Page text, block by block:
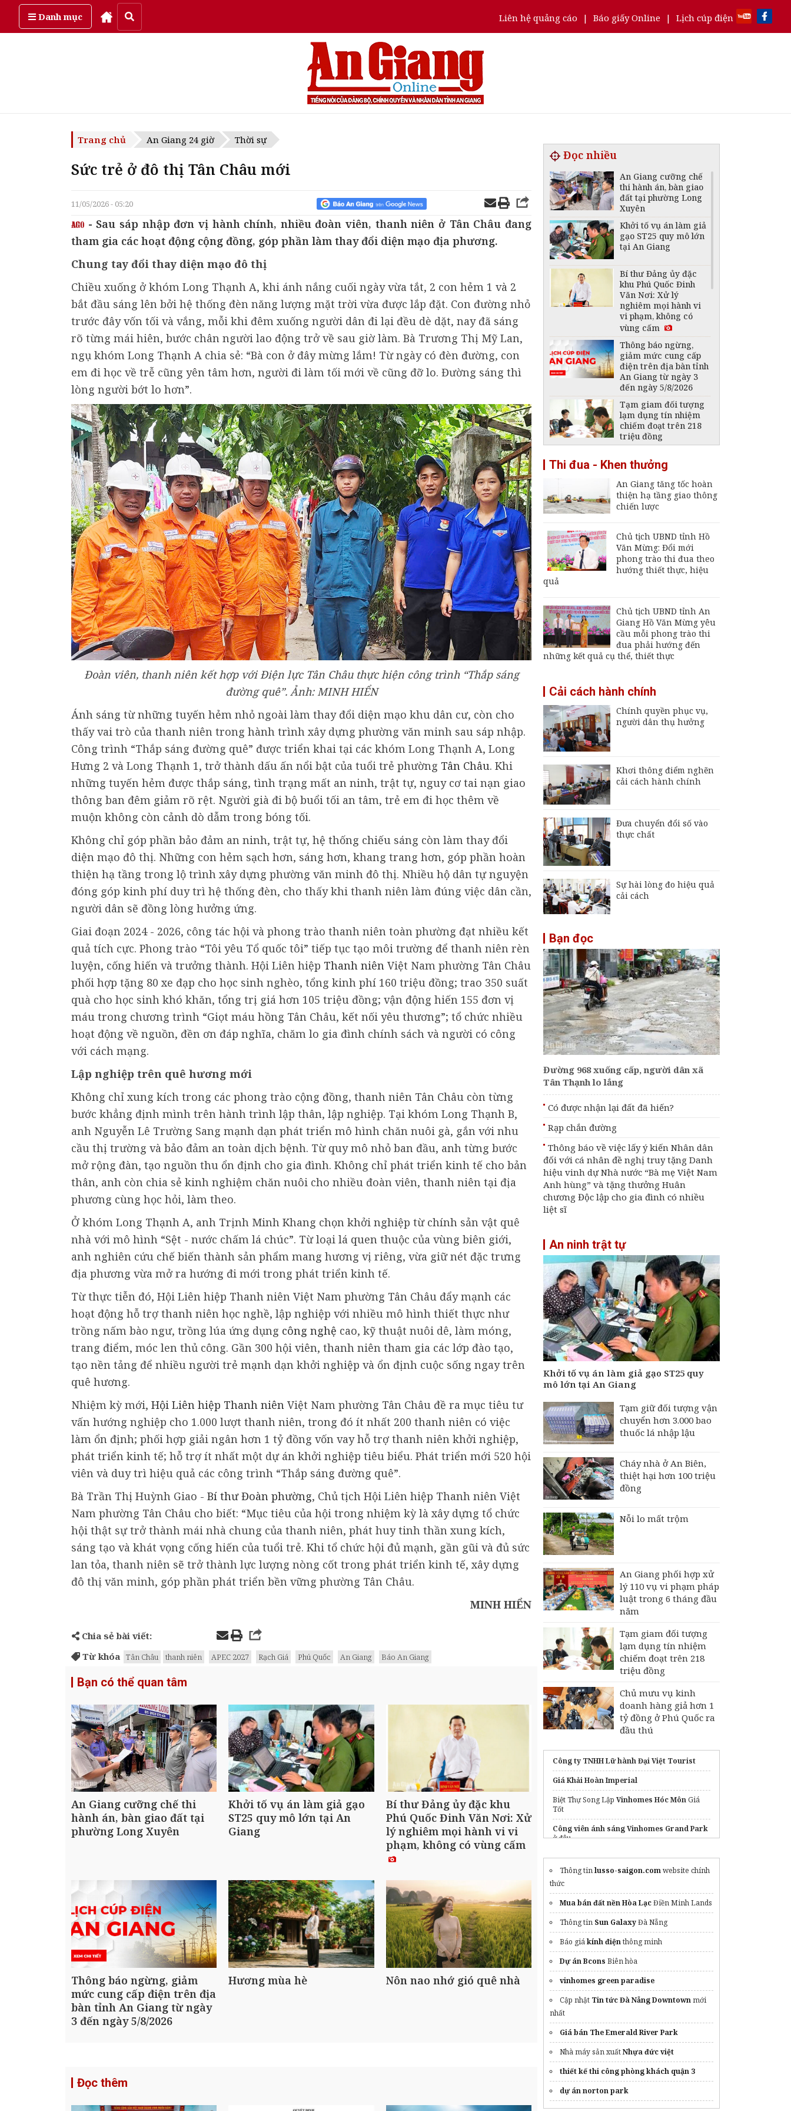
Danh mục Liên hệ quảng cáo | Báo giấy Online | Lịch cúp điện
Thứ năm, ngày 6/08/2026
Trang chủ An Giang 24 giờ Thời sự
Sức trẻ ở đô thị Tân Châu mới
11/05/2026 - 05:20
- Sau sáp nhập đơn vị hành chính, nhiều đoàn viên, thanh niên ở Tân Châu đang
tham gia các hoạt động cộng đồng, góp phần làm thay đổi diện mạo địa phương.
Chung tay đổi thay diện mạo đô thị
Chiều xuống ở khóm Long Thạnh A, khi ánh nắng cuối ngày vừa tắt, 2 con hẻm 1 và 2
bắt đầu sáng lên bởi hệ thống đèn năng lượng mặt trời vừa được lắp đặt. Con đường nhỏ
trước đây vốn tối và vắng, mỗi khi đêm xuống người dân đi lại đều dè dặt, nay đã sáng
rõ từng mái hiên, bước chân người lao động trở về sau giờ làm. Bà Trương Thị Mỹ Lan,
ngụ khóm Long Thạnh A chia sẻ: “Bà con ở đây mừng lắm! Từ ngày có đèn đường, con
em đi học về trễ cũng yên tâm hơn, người đi làm tối mới về cũng đỡ lo. Đường sáng thì
lòng người bớt lo hơn”.
Đoàn viên, thanh niên kết hợp với Điện lực Tân Châu thực hiện công trình “Thắp sáng
đường quê”. Ảnh: MINH HIỂN
Ánh sáng từ những tuyến hẻm nhỏ ngoài làm thay đổi diện mạo khu dân cư, còn cho
thấy vai trò của thanh niên trong hành trình xây dựng phường văn minh sau sáp nhập.
Công trình “Thắp sáng đường quê” được triển khai tại các khóm Long Thạnh A, Long
Hưng 2 và Long Thạnh 1, trở thành dấu ấn nổi bật của tuổi trẻ phường Tân Châu. Khi
những tuyến hẻm được thắp sáng, tình trạng mất an ninh, trật tự, nguy cơ tai nạn giao
thông ban đêm giảm rõ rệt. Người già đi bộ buổi tối an tâm, trẻ em đi học thêm về
muộn không còn cảnh dò dẫm trong bóng tối.
Không chỉ góp phần bảo đảm an ninh, trật tự, hệ thống chiếu sáng còn làm thay đổi
diện mạo đô thị. Những con hẻm sạch hơn, sáng hơn, khang trang hơn, góp phần hoàn
thiện hạ tầng trong lộ trình xây dựng phường văn minh đô thị. Nhiều hộ dân tự nguyện
đóng góp kinh phí duy trì hệ thống đèn, cho thấy khi thanh niên làm đúng việc dân cần,
người dân sẽ đồng lòng hưởng ứng.
Giai đoạn 2024 - 2026, công tác hội và phong trào thanh niên toàn phường đạt nhiều kết
quả tích cực. Phong trào “Tôi yêu Tổ quốc tôi” tiếp tục tạo môi trường để thanh niên rèn
luyện, cống hiến và trưởng thành. Hội Liên hiệp Thanh niên Việt Nam phường Tân Châu
phối hợp tặng 80 xe đạp cho học sinh nghèo, tổng kinh phí 160 triệu đồng; trao 350 suất
quà cho học sinh khó khăn, tổng trị giá hơn 105 triệu đồng; vận động hiến 155 đơn vị
máu trong chương trình “Giọt máu hồng Tân Châu, kết nối yêu thương”; tổ chức nhiều
hoạt động về nguồn, đền ơn đáp nghĩa, chăm lo gia đình chính sách và người có công
với cách mạng.
Lập nghiệp trên quê hương mới
Không chỉ xung kích trong các phong trào cộng đồng, thanh niên Tân Châu còn từng
bước khẳng định mình trên hành trình lập thân, lập nghiệp. Tại khóm Long Thạnh B,
anh Nguyễn Lê Trường Sang mạnh dạn phát triển mô hình chăn nuôi gà, gắn với nhu
cầu thị trường và bảo đảm an toàn dịch bệnh. Từ quy mô nhỏ ban đầu, anh từng bước
mở rộng đàn, tạo nguồn thu ổn định cho gia đình. Không chỉ phát triển kinh tế cho bản
thân, anh còn chia sẻ kinh nghiệm chăn nuôi cho nhiều đoàn viên, thanh niên tại địa
phương cùng học hỏi, làm theo.
Ở khóm Long Thạnh A, anh Trịnh Minh Khang chọn khởi nghiệp từ chính sản vật quê
nhà với mô hình “Sệt - nước chấm lá chúc”. Từ loại lá quen thuộc của vùng biên giới,
anh nghiên cứu chế biến thành sản phẩm mang hương vị riêng, vừa giữ nét đặc trưng
địa phương vừa mở ra hướng đi mới trong phát triển kinh tế.
Từ thực tiễn đó, Hội Liên hiệp Thanh niên Việt Nam phường Tân Châu đẩy mạnh các
hoạt động hỗ trợ thanh niên học nghề, lập nghiệp với nhiều mô hình thiết thực như
trồng nấm bào ngư, trồng lúa ứng dụng công nghệ cao, kỹ thuật nuôi dê, làm móng,
trang điểm, móc len thủ công. Gần 300 hội viên, thanh niên tham gia các lớp đào tạo,
tạo nền tảng để nhiều người trẻ mạnh dạn khởi nghiệp và ổn định cuộc sống ngay trên
quê hương.
Nhiệm kỳ mới, Hội Liên hiệp Thanh niên Việt Nam phường Tân Châu đề ra mục tiêu tư
vấn hướng nghiệp cho 1.000 lượt thanh niên, trong đó ít nhất 200 thanh niên có việc
làm ổn định; phối hợp giải ngân hơn 1 tỷ đồng vốn vay hỗ trợ thanh niên khởi nghiệp,
phát triển kinh tế; hỗ trợ ít nhất một dự án khởi nghiệp tiêu biểu. Phát triển mới 520 hội
viên và duy trì hiệu quả các công trình “Thắp sáng đường quê”.
Bà Trần Thị Huỳnh Giao - Bí thư Đoàn phường, Chủ tịch Hội Liên hiệp Thanh niên Việt
Nam phường Tân Châu cho biết: “Mục tiêu của hội trong nhiệm kỳ là xây dựng tổ chức
hội thật sự trở thành mái nhà chung của thanh niên, phát huy tinh thần xung kích,
sáng tạo và khát vọng cống hiến của tuổi trẻ. Khi tổ chức hội đủ mạnh, gần gũi và đủ sức
lan tỏa, thanh niên sẽ trở thành lực lượng nòng cốt trong phát triển kinh tế, xây dựng
đô thị văn minh, góp phần phát triển bền vững phường Tân Châu.
MINH HIỂN
Chia sẻ bài viết:
Từ khóa Tân Châu thanh niên APEC 2027 Rạch Giá Phú Quốc An Giang Báo An Giang
Bạn có thể quan tâm
An Giang cưỡng chế thi
hành án, bàn giao đất tại
phường Long Xuyên
Khởi tố vụ án làm giả gạo
ST25 quy mô lớn tại An
Giang
Bí thư Đảng ủy đặc khu
Phú Quốc Đinh Văn Nơi: Xử
lý nghiêm mọi hành vi vi
phạm, không có vùng cấm
Thông báo ngừng, giảm
mức cung cấp điện trên địa
bàn tỉnh An Giang từ ngày
3 đến ngày 5/8/2026
Hương mùa hè Nôn nao nhớ gió quê nhà
Đọc thêm
Đọc nhiều
An Giang cưỡng chế
thi hành án, bàn giao
đất tại phường Long
Xuyên
Khởi tố vụ án làm giả
gạo ST25 quy mô lớn
tại An Giang
Bí thư Đảng ủy đặc
khu Phú Quốc Đinh
Văn Nơi: Xử lý
nghiêm mọi hành vi
vi phạm, không có
vùng cấm
Thông báo ngừng,
giảm mức cung cấp
điện trên địa bàn tỉnh
An Giang từ ngày 3
đến ngày 5/8/2026
Tạm giam đối tượng
lạm dụng tín nhiệm
chiếm đoạt trên 218
triệu đồng
Hồ Văn Mừng: Chấm
dứt hợp đồng với nhà
thầu vi phạm, chậm
tiến độ
Chủ tịch UBND tỉnh
án chậm 6 tháng, yêu
cầu xử lý trách nhiệm
An Giang phát động
chiến dịch khám sức
Phát hiện 1 thi thể
trong vụ 2 ngư dân
mất tích trên biển
Phú Quốc
Phó Bí thư Tỉnh ủy An
tháo gỡ vướng mắc
Thi đua - Khen thưởng
An Giang tăng tốc hoàn
thiện hạ tầng giao thông
chiến lược
Chủ tịch UBND tỉnh Hồ
Văn Mừng: Đổi mới
phong trào thi đua theo
hướng thiết thực, hiệu
quả
Chủ tịch UBND tỉnh An
Giang Hồ Văn Mừng yêu
cầu mỗi phong trào thi
đua phải hướng đến
những kết quả cụ thể, thiết thực
Cải cách hành chính
Chính quyền phục vụ,
người dân thụ hưởng
Khơi thông điểm nghẽn
cải cách hành chính
Đưa chuyển đổi số vào
thực chất
Sự hài lòng đo hiệu quả
cải cách
Bạn đọc
Đường 968 xuống cấp, người dân xã
Tân Thạnh lo lắng
Có được nhận lại đất đã hiến?
Rạp chắn đường
Thông báo về việc lấy ý kiến Nhân dân
đối với cá nhân đề nghị truy tặng Danh
hiệu vinh dự Nhà nước “Bà mẹ Việt Nam
Anh hùng” và tặng thưởng Huân
chương Độc lập cho gia đình có nhiều
liệt sĩ
An ninh trật tự
Khởi tố vụ án làm giả gạo ST25 quy
mô lớn tại An Giang
Tạm giữ đối tượng vận
chuyển hơn 3.000 bao
thuốc lá nhập lậu
Cháy nhà ở An Biên,
thiệt hại hơn 100 triệu
đồng
Nỗi lo mất trộm
An Giang phối hợp xử
lý 110 vụ vi phạm pháp
luật trong 6 tháng đầu
năm
Tạm giam đối tượng
lạm dụng tín nhiệm
chiếm đoạt trên 218
triệu đồng
Chủ mưu vụ kinh
doanh hàng giả hơn 1
tỷ đồng ở Phú Quốc ra
đầu thú
Công ty TNHH Lữ hành Đại Việt Tourist
Giá Khải Hoàn Imperial
Biệt Thự Song Lập Vinhomes Hóc MônGiá
Tốt
Công viên ánh sáng Vinhomes Grand Park
ở đâu
Bluewood bánghế giám đốcgiá tốt
Mặt bằng Hồng Hạc City Phú Mỹ Hưng
xây nhà trọn góichuyên nghiệp
Chính sách bán hàng Pearl Rivera Mê Linh
masterisehomescaoxala.com.vn
Địa chỉSửa lò nướng BoschChất lượng
Thông tinlusso-saigon.comwebsite chính
thức
Mua bán đất nền Hòa LạcĐiền Minh Lands
Thông tin Sun GalaxyĐà Nẵng
Báo giákính điệnthông minh
Dự án Bcons Biên hòa
vinhomes green paradise
Cập nhật Tin tức Đà Nẵng Downtownmới
nhất
Giá bán The Emerald River Park
Nhà máy sản xuấtNhựa đức việt
thiết kế thi công phòng khách quận 3
dự án norton park